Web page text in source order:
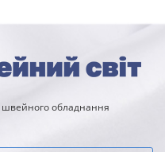
швейного обладнання